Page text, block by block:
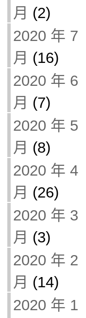
月 (2)
2020 年 7
月 (16)
2020 年 6
月 (7)
2020 年 5
月 (8)
2020 年 4
月 (26)
2020 年 3
月 (3)
2020 年 2
月 (14)
2020 年 1